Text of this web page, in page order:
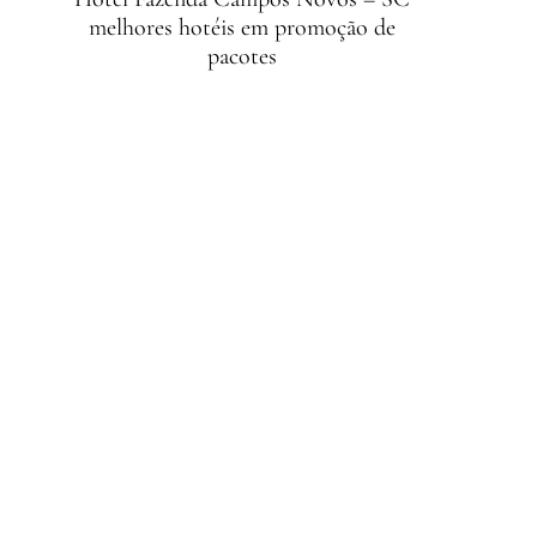
melhores hotéis em promoção de
pacotes